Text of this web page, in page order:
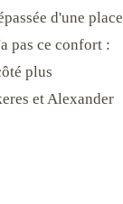
d'une place
pas ce confort :
plus
et Alexander